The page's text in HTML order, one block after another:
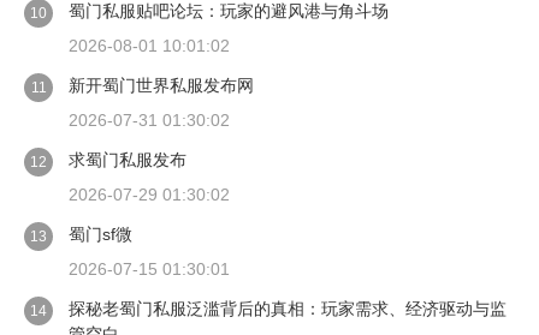
10
蜀门私服贴吧论坛：玩家的避风港与角斗场
2026-08-01 10:01:02
11
新开蜀门世界私服发布网
2026-07-31 01:30:02
12
求蜀门私服发布
2026-07-29 01:30:02
13
蜀门sf微
2026-07-15 01:30:01
14
探秘老蜀门私服泛滥背后的真相：玩家需求、经济驱动与监